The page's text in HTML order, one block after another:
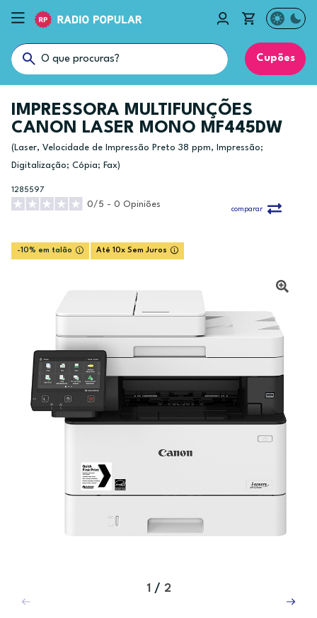
Cupões
IMPRESSORA MULTIFUNÇÕES
CANON LASER MONO MF445DW
(Laser, Velocidade de Impressão Preto 38 ppm, Impressão;
Digitalização; Cópia; Fax)
1285597
0/5 - 0 Opiniões
comparar
-10% em talão Até 10x Sem Juros
1 / 2